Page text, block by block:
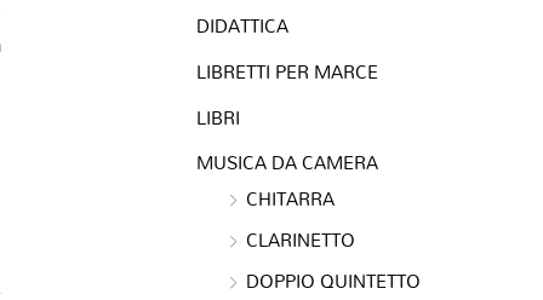
DIDATTICA
LIBRETTI PER MARCE
LIBRI
MUSICA DA CAMERA
CHITARRA
CLARINETTO
DOPPIO QUINTETTO